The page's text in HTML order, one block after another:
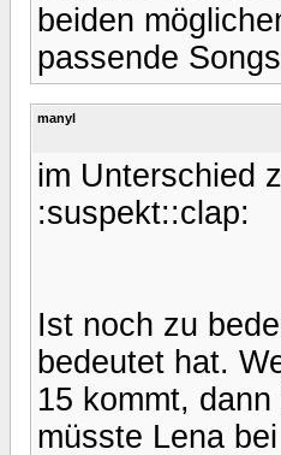
beiden
passende
manyl
im Unterschied
:suspekt::clap:
Ist noch zu
bedeutet hat.
15 kommt,
müsste Lena